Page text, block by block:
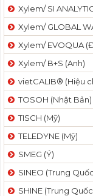
Xylem/ SI
Xylem/ GLOBAL
Xylem/ EVOQUA
Xylem/ B+S (Anh)
vietCALIB® (Hiệu
TOSOH (Nhật Bản)
TISCH (Mỹ)
TELEDYNE (Mỹ)
SMEG (Ý)
SINEO (Trung
SHINE (Trung